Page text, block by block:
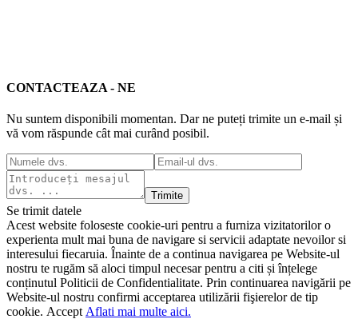
CONTACTEAZA - NE
Nu suntem disponibili momentan. Dar ne puteți trimite un e-mail și
vă vom răspunde cât mai curând posibil.
Trimite
Se trimit datele
Acest website foloseste cookie-uri pentru a furniza vizitatorilor o
experienta mult mai buna de navigare si servicii adaptate nevoilor si
interesului fiecaruia. Înainte de a continua navigarea pe Website-ul
nostru te rugăm să aloci timpul necesar pentru a citi și înțelege
conținutul Politicii de Confidentialitate. Prin continuarea navigării pe
Website-ul nostru confirmi acceptarea utilizării fişierelor de tip
cookie. Accept Aflati mai multe aici.